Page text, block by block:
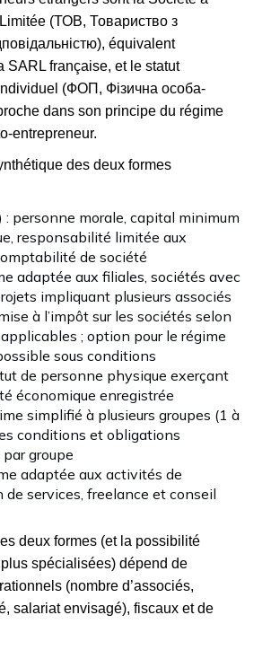
(ТОВ, Товариство з
équivalent
SARL française, et le statut
(ФОП, Фізична особа-
dans son principe du régime
entrepreneur.
des deux formes
: personne morale, capital minimum
responsabilité limitée aux
de société
adaptée aux filiales, sociétés avec
impliquant plusieurs associés
à l’impôt sur les sociétés selon
; option pour le régime
sous conditions
de personne physique exerçant
économique enregistrée
simplifié à plusieurs groupes (1 à
conditions et obligations
groupe
adaptée aux activités de
de services, freelance et conseil
deux formes (et la possibilité
plus spécialisées) dépend de
(nombre d’associés,
salariat envisagé), fiscaux et de